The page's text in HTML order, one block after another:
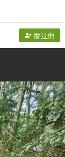
關注他